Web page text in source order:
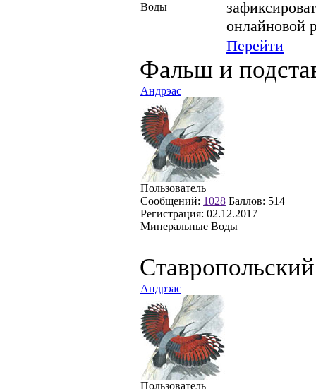
Воды
онлайновой
Перейти
Фальш и
Андрэас
Пользователь
Сообщений: 1028 Баллов: 514
Регистрация: 02.12.2017
Минеральные Воды
Андрэас
Пользователь